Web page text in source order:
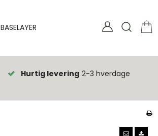
BASELAYER
Hurtig levering 2-3 hverdage